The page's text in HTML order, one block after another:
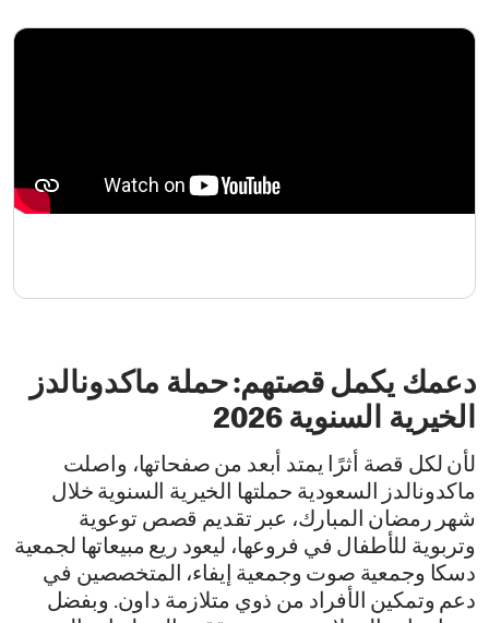
دعمك يكمل قصتهم: حملة ماكدونالدز
الخيرية السنوية 2026
لأن لكل قصة أثرًا يمتد أبعد من صفحاتها، واصلت
ماكدونالدز السعودية حملتها الخيرية السنوية خلال
شهر رمضان المبارك، عبر تقديم قصص توعوية
وتربوية للأطفال في فروعها، ليعود ريع مبيعاتها لجمعية
دسكا وجمعية صوت وجمعية إيفاء، المتخصصين في
دعم وتمكين الأفراد من ذوي متلازمة داون. وبفضل